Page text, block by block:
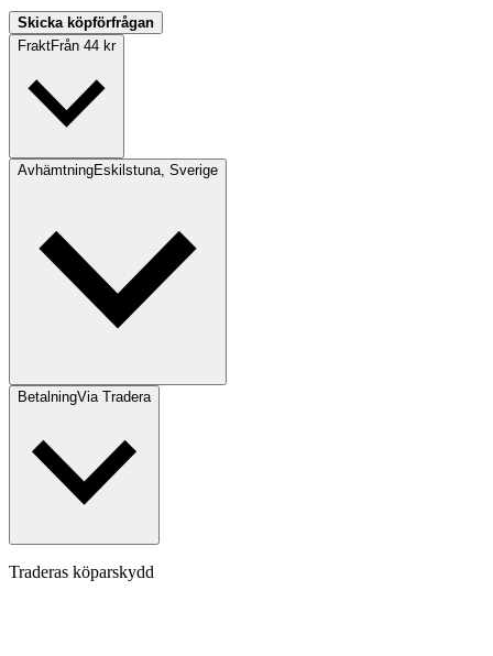
Skicka köpförfrågan
FraktFrån 44 kr
AvhämtningEskilstuna, Sverige
BetalningVia Tradera
Traderas köparskydd